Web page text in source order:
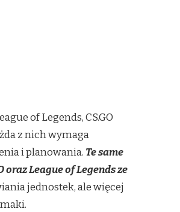
of Legends, CS.GO
z nich wymaga
i planowania. Te same
League of Legends ze
jednostek, ale więcej